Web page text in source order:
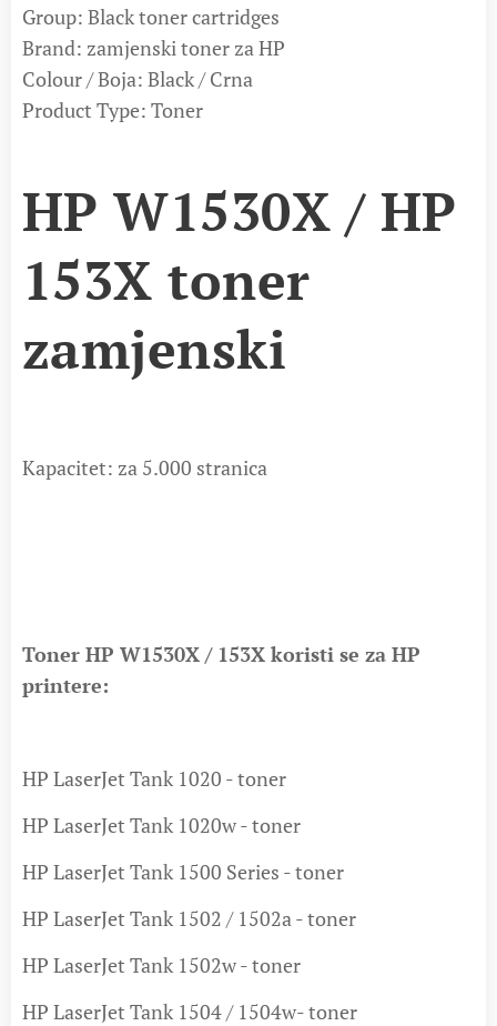
Group: Black toner cartridges
Brand: zamjenski toner za HP
Colour / Boja: Black / Crna
Product Type: Toner
HP W1530X / HP
153X toner
zamjenski
Kapacitet: za 5.000 stranica
Toner HP W1530X / 153X koristi se za HP
printere:
HP LaserJet Tank 1020 - toner
HP LaserJet Tank 1020w - toner
HP LaserJet Tank 1500 Series - toner
HP LaserJet Tank 1502 / 1502a - toner
HP LaserJet Tank 1502w - toner
HP LaserJet Tank 1504 / 1504w- toner